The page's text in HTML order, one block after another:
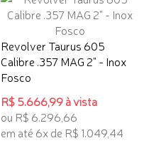
Revolver Taurus 605
Calibre .357 MAG 2" - Inox
Fosco
R$ 5.666,99 à vista
ou R$ 6.296,66
em até 6x de R$ 1.049,44